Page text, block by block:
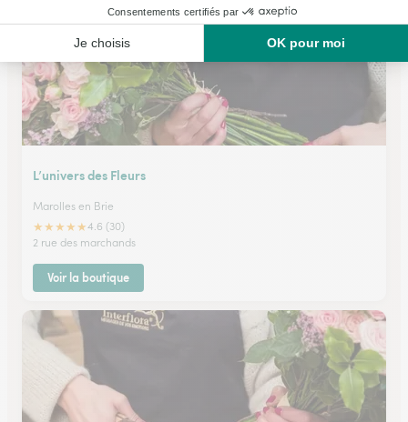
L’univers des Fleurs
Marolles en Brie
★★★★★4.6 (30)
2 rue des marchands
Voir la boutique